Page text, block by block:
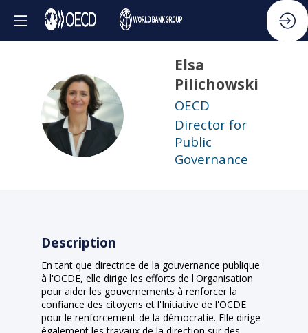
EP
Elsa
Pilichowski
OECD
Director for
Public
Governance
Description
En tant que directrice de la gouvernance publique
à l'OCDE, elle dirige les efforts de l'Organisation
pour aider les gouvernements à renforcer la
confiance des citoyens et l'Initiative de l'OCDE
pour le renforcement de la démocratie. Elle dirige